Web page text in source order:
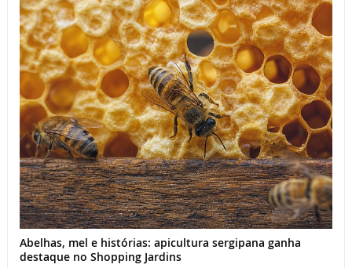
Abelhas, mel e histórias: apicultura sergipana ganha
destaque no Shopping Jardins